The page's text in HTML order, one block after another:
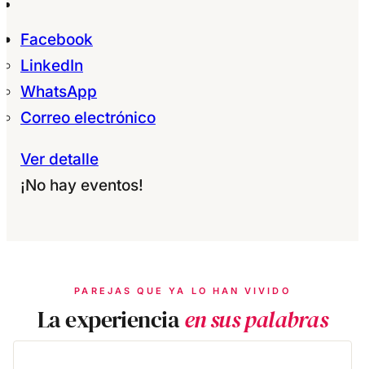
Facebook
LinkedIn
WhatsApp
Correo electrónico
Ver detalle
¡No hay eventos!
PAREJAS QUE YA LO HAN VIVIDO
La experienciaen sus palabras